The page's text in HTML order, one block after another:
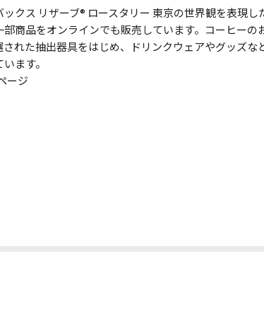
ックス リザーブ® ロースタリー 東京の世界観を表現し
部商品をオンラインでも販売しています。コーヒーの
された抽出器具をはじめ、ドリンクウェアやグッズな
ます。
ージ